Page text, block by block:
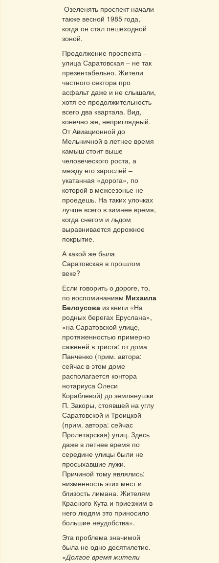
Озеленять проспект начали
также весной 1985 года,
когда он стал пешеходной
зоной.
Продолжение проспекта –
улица Саратовская – не так
презентабельно. Жители
частного сектора про
асфальт даже и не слышали,
хотя ее продолжительность
всего два квартала. Вид,
конечно же, неприглядный.
От Авиационной до
Мельничной в летнее время
камыш стоит выше
человеческого роста, а
между его зарослей –
укатанная «дорога», по
которой в межсезонье не
проедешь. На таких улочках
лучше всего в зимнее время,
когда снегом и льдом
выравнивается дорожное
покрытие.
А какой же была
Саратовская в прошлом
веке?
Если говорить о дороге, то,
по воспоминаниям Михаила
Белоусова из книги «На
родных берегах Еруслана»,
«на Саратовской улице,
протяженностью примерно
саженей в триста: от дома
Панченко (прим. автора:
сейчас в этом доме
располагается контора
нотариуса Олеси
Кораблевой) до землянушки
П. Закоры, стоявшей на углу
Саратовской и Троицкой
(прим. автора: сейчас
Пролетарская) улиц. Здесь
даже в летнее время по
середине улицы были не
просыхавшие лужи.
Причиной тому являлись:
низменность этих мест и
близость лимана. Жителям
Красного Кута и приезжим в
него людям это приносило
большие неудобства».
Эта проблема значимой
была не одно десятилетие.
«Долгое время жители